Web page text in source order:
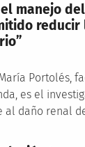
el manejo
Portolés,
es el
al daño renal